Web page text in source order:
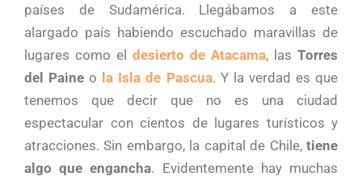
países de Sudamérica. Llegábamos a este
alargado país habiendo escuchado maravillas de
lugares como el desierto de Atacama, las Torres
del Paine o la Isla de Pascua. Y la verdad es que
tenemos que decir que no es una ciudad
espectacular con cientos de lugares turísticos y
atracciones. Sin embargo, la capital de Chile, tiene
algo que engancha. Evidentemente hay muchas